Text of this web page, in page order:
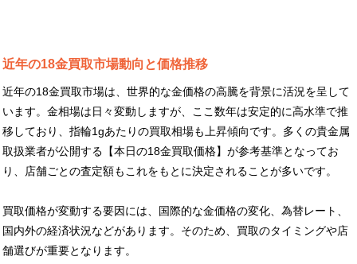
近年の18金買取市場動向と価格推移
近年の18金買取市場は、世界的な金価格の高騰を背景に活況を呈して
います。金相場は日々変動しますが、ここ数年は安定的に高水準で推
移しており、指輪1gあたりの買取相場も上昇傾向です。多くの貴金属
取扱業者が公開する【本日の18金買取価格】が参考基準となってお
り、店舗ごとの査定額もこれをもとに決定されることが多いです。
買取価格が変動する要因には、国際的な金価格の変化、為替レート、
国内外の経済状況などがあります。そのため、買取のタイミングや店
舗選びが重要となります。